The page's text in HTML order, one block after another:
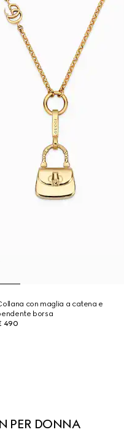
con maglia a catena e
borsa
490
PER DONNA